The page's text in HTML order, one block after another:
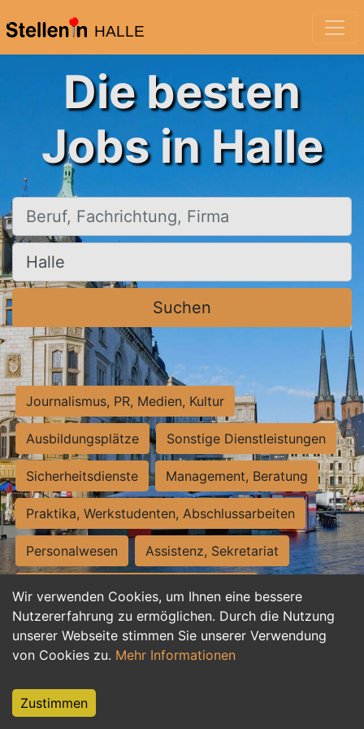
HALLE
Wir verwenden Cookies, um Ihnen eine bessere
Nutzererfahrung zu ermöglichen. Durch die Nutzung
unserer Webseite stimmen Sie unserer Verwendung
von Cookies zu. Mehr Informationen
Zustimmen
Die besten
Jobs in Halle
Beruf, Fachrichtung, Firma
Ort, Stadt
Suchen
Journalismus, PR, Medien, Kultur
Ausbildungsplätze Sonstige Dienstleistungen
Sicherheitsdienste Management, Beratung
Praktika, Werkstudenten, Abschlussarbeiten
Personalwesen Assistenz, Sekretariat
Hilfskräfte, Aushilfs- und Nebenjobs
Einkauf, Logistik, Materialwirtschaft
Weiterbildung, Studium, duale Ausbildung
Tourismus